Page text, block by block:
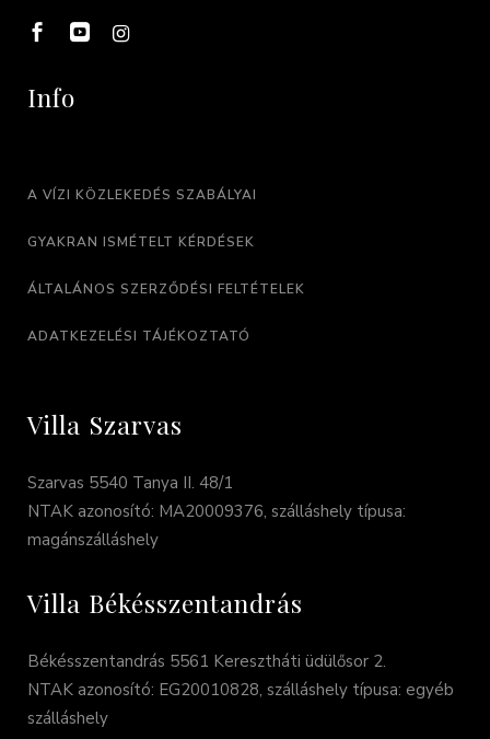
Info
A VÍZI KÖZLEKEDÉS SZABÁLYAI
GYAKRAN ISMÉTELT KÉRDÉSEK
ÁLTALÁNOS SZERZŐDÉSI FELTÉTELEK
ADATKEZELÉSI TÁJÉKOZTATÓ
Villa Szarvas
Szarvas 5540 Tanya II. 48/1
NTAK azonosító: MA20009376, szálláshely típusa:
magánszálláshely
Villa Békésszentandrás
Békésszentandrás 5561 Keresztháti üdülősor 2.
NTAK azonosító: EG20010828, szálláshely típusa: egyéb
szálláshely